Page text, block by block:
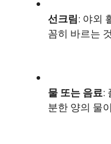
선크림: 야외
꼼히 바르는
물 또는 음료:
분한 양의 물